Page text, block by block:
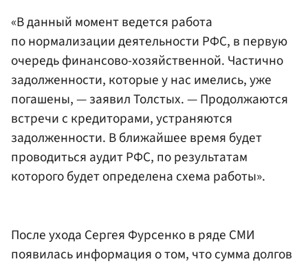
«В данный момент ведется работа
по нормализации деятельности РФС, в первую
очередь финансово-хозяйственной. Частично
задолженности, которые у нас имелись, уже
погашены, — заявил Толстых. — Продолжаются
встречи с кредиторами, устраняются
задолженности. В ближайшее время будет
проводиться аудит РФС, по результатам
которого будет определена схема работы».
После ухода Сергея Фурсенко в ряде СМИ
появилась информация о том, что сумма долгов